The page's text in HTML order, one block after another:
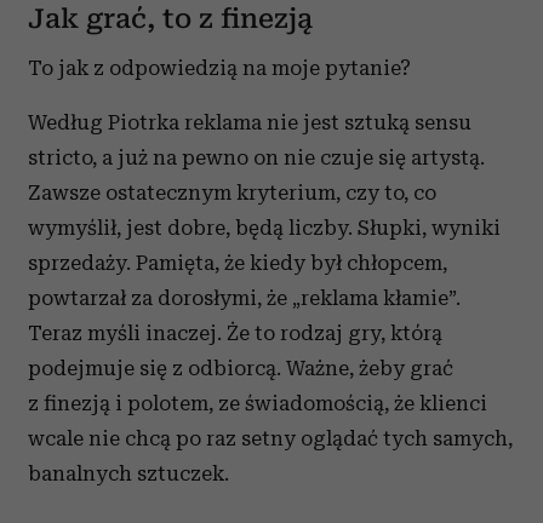
Jak grać, to z finezją
To jak z odpowiedzią na moje pytanie?
Według Piotrka reklama nie jest sztuką sensu
stricto, a już na pewno on nie czuje się artystą.
Zawsze ostatecznym kryterium, czy to, co
wymyślił, jest dobre, będą liczby. Słupki, wyniki
sprzedaży. Pamięta, że kiedy był chłopcem,
powtarzał za dorosłymi, że „reklama kłamie”.
Teraz myśli inaczej. Że to rodzaj gry, którą
podejmuje się z odbiorcą. Ważne, żeby grać
z finezją i polotem, ze świadomością, że klienci
wcale nie chcą po raz setny oglądać tych samych,
banalnych sztuczek.